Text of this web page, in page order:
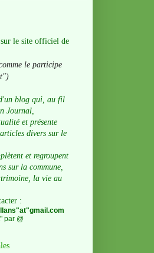
sur le site officiel de
le participe
blog qui, au fil
Journal,
et présente
divers sur le
et regroupent
sur la commune,
la vie au
:
par @